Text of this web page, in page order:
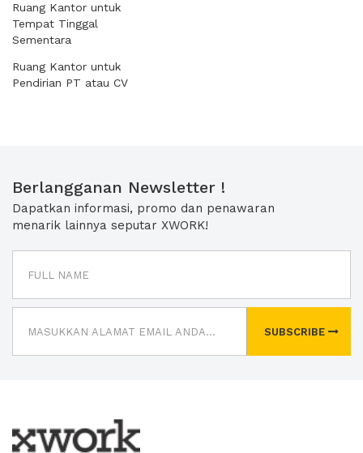
Ruang Kantor untuk
Tempat Tinggal
Sementara
Ruang Kantor untuk
Pendirian PT atau CV
Berlangganan Newsletter !
Dapatkan informasi, promo dan penawaran
menarik lainnya seputar XWORK!
SUBSCRIBE